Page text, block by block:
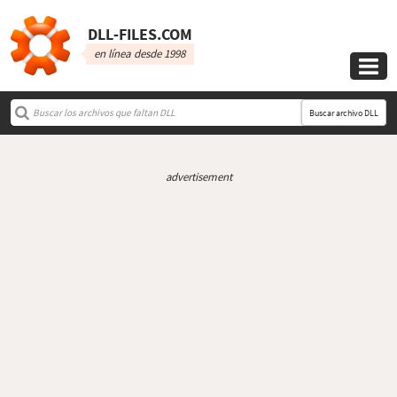
DLL‑FILES.COM
en línea desde 1998

Buscar archivo DLL
advertisement